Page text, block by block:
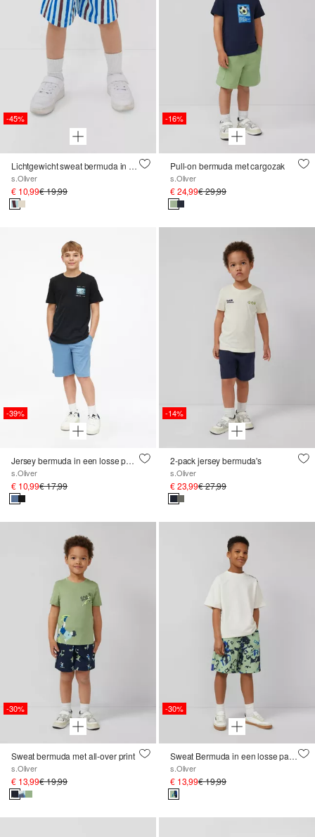
-45%
Lichtgewicht sweat bermuda in een losse pasvorm
s.Oliver
€ 10,99€ 19,99
-16%
Pull-on bermuda met cargozak
s.Oliver
€ 24,99€ 29,99
-39%
Jersey bermuda in een losse pasvorm
s.Oliver
€ 10,99€ 17,99
-14%
2-pack jersey bermuda's
s.Oliver
€ 23,99€ 27,99
-30%
Sweat bermuda met all-over print
s.Oliver
€ 13,99€ 19,99
-30%
Sweat Bermuda in een losse pasvorm met een all-over print
s.Oliver
€ 13,99€ 19,99